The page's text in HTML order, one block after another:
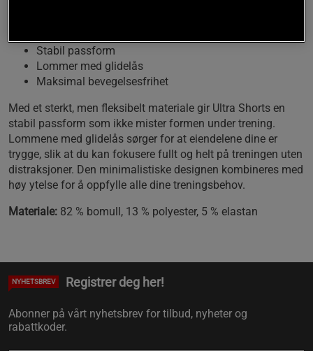
Stabil passform
Lommer med glidelås
Maksimal bevegelsesfrihet
Med et sterkt, men fleksibelt materiale gir Ultra Shorts en
stabil passform som ikke mister formen under trening.
Lommene med glidelås sørger for at eiendelene dine er
trygge, slik at du kan fokusere fullt og helt på treningen uten
distraksjoner. Den minimalistiske designen kombineres med
høy ytelse for å oppfylle alle dine treningsbehov.
Materiale: 82 % bomull, 13 % polyester, 5 % elastan
NYHETSBREV Registrer deg her!
Abonner på vårt nyhetsbrev for tilbud, nyheter og
rabattkoder.